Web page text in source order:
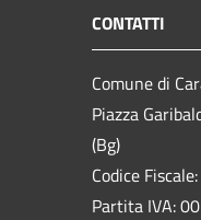
CONTATTI
Comune di
Piazza
(Bg)
Codice
Partita IVA: